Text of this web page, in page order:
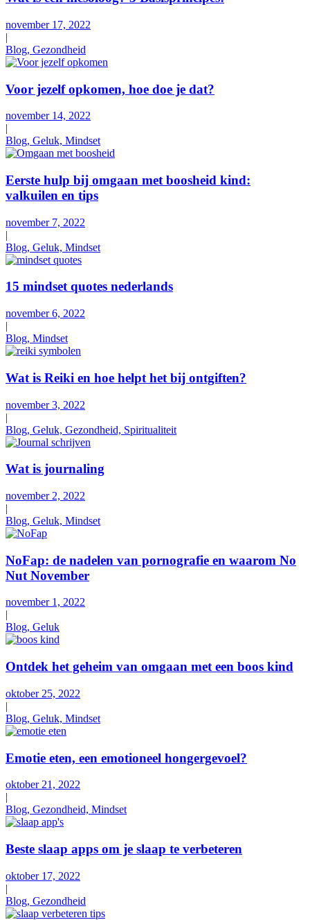
november 17, 2022
|
Blog, Gezondheid
Voor jezelf opkomen, hoe doe je dat?
november 14, 2022
|
Blog, Geluk, Mindset
Eerste hulp bij omgaan met boosheid kind:
valkuilen en tips
november 7, 2022
|
Blog, Geluk, Mindset
15 mindset quotes nederlands
november 6, 2022
|
Blog, Mindset
Wat is Reiki en hoe helpt het bij ontgiften?
november 3, 2022
|
Blog, Geluk, Gezondheid, Spiritualiteit
Wat is journaling
november 2, 2022
|
Blog, Geluk, Mindset
NoFap: de nadelen van pornografie en waarom No
Nut November
november 1, 2022
Blog, Geluk
Ontdek het geheim van omgaan met een boos kind
oktober 25, 2022
|
Blog, Geluk, Mindset
Emotie eten, een emotioneel hongergevoel?
oktober 21, 2022
|
Blog, Gezondheid, Mindset
Beste slaap apps om je slaap te verbeteren
oktober 17, 2022
|
Blog, Gezondheid